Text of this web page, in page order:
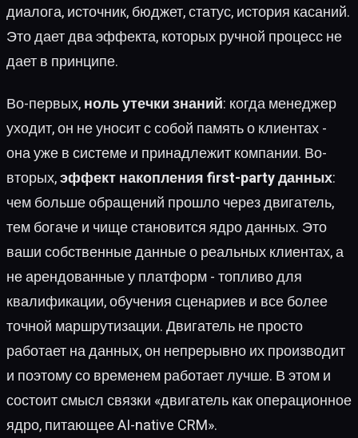
диалога, источник, бюджет, статус, история касаний.
Это дает два эффекта, которых ручной процесс не
дает в принципе.
Во-первых,ноль утечки знаний: когда менеджер
уходит, он не уносит с собой память о клиентах -
она уже в системе и принадлежит компании. Во-
вторых,эффект накопления first-party данных:
чем больше обращений прошло через двигатель,
тем богаче и чище становится ядро данных. Это
ваши собственные данные о реальных клиентах, а
не арендованные у платформ - топливо для
квалификации, обучения сценариев и все более
точной маршрутизации. Двигатель не просто
работает на данных, он непрерывно их производит
и поэтому со временем работает лучше. В этом и
состоит смысл связки «двигатель как операционное
ядро, питающее AI-native CRM».